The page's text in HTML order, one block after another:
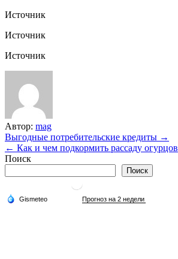
Источник
Источник
Источник
Автор: mag
Навигация
по
Выгодные потребительские кредиты →
← Как и чем подкормить рассаду огурцов
Поиск
Поиск